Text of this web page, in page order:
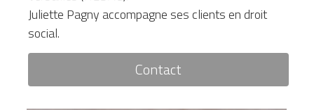
Juliette Pagny accompagne ses clients en droit
social.
Contact